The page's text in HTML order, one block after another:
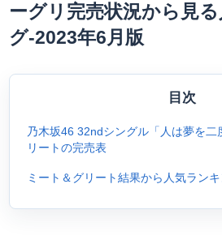
ーグリ完売状況から見
グ-2023年6月版
目次
乃木坂46 32ndシングル「人は夢を二
リートの完売表
ミート＆グリート結果から人気ラン